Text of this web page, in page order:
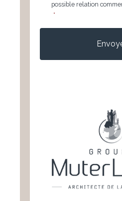
possible relation
*